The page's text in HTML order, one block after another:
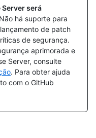
será
Não há suporte para
de patch
de segurança.
aprimorada e
Server, consulte
. Para obter ajuda
com o GitHub